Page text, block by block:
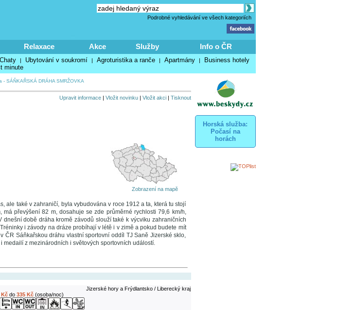
Podrobné vyhledávání ve všech kategoriích
Relaxace Akce Služby Info o ČR
Chaty | Ubytování v soukromí | Agroturistika a ranče | Apartmány | Business hotely
minute
- SÁŇKAŘSKÁ DRÁHA SMRŽOVKA
Upravit informace| Vložit novinku| Vložit akci| Tisknout
Zobrazení na mapě
ale také v zahraničí, byla vybudována v roce 1912 a ta, která tu stojí
převýšení 82 m, dosahuje se zde průměrné rychlosti 79,6 km/h,
době dráha kromě závodů slouží také k výcviku zahraničních
i závody na dráze probíhají v létě i v zimě a pokud budete mít
ČR Sáňkařskou dráhu vlastní sportovní oddíl TJ Saně Jizerské sklo,
z mezinárodních i světových sportovních událostí.
Jizerské hory a Frýdlantsko / Liberecký kraj
Kčdo 335 Kč(osoba/noc)
Horská služba:
Počasí na
horách